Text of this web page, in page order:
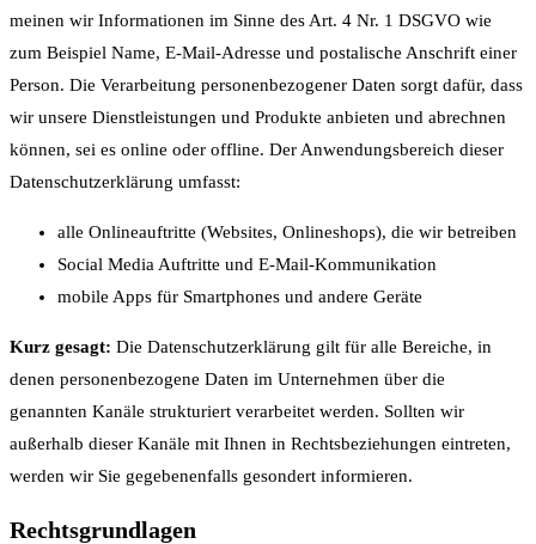
meinen wir Informationen im Sinne des Art. 4 Nr. 1 DSGVO wie
zum Beispiel Name, E-Mail-Adresse und postalische Anschrift einer
Person. Die Verarbeitung personenbezogener Daten sorgt dafür, dass
wir unsere Dienstleistungen und Produkte anbieten und abrechnen
können, sei es online oder offline. Der Anwendungsbereich dieser
Datenschutzerklärung umfasst:
alle Onlineauftritte (Websites, Onlineshops), die wir betreiben
Social Media Auftritte und E-Mail-Kommunikation
mobile Apps für Smartphones und andere Geräte
Kurz gesagt: Die Datenschutzerklärung gilt für alle Bereiche, in
denen personenbezogene Daten im Unternehmen über die
genannten Kanäle strukturiert verarbeitet werden. Sollten wir
außerhalb dieser Kanäle mit Ihnen in Rechtsbeziehungen eintreten,
werden wir Sie gegebenenfalls gesondert informieren.
Rechtsgrundlagen